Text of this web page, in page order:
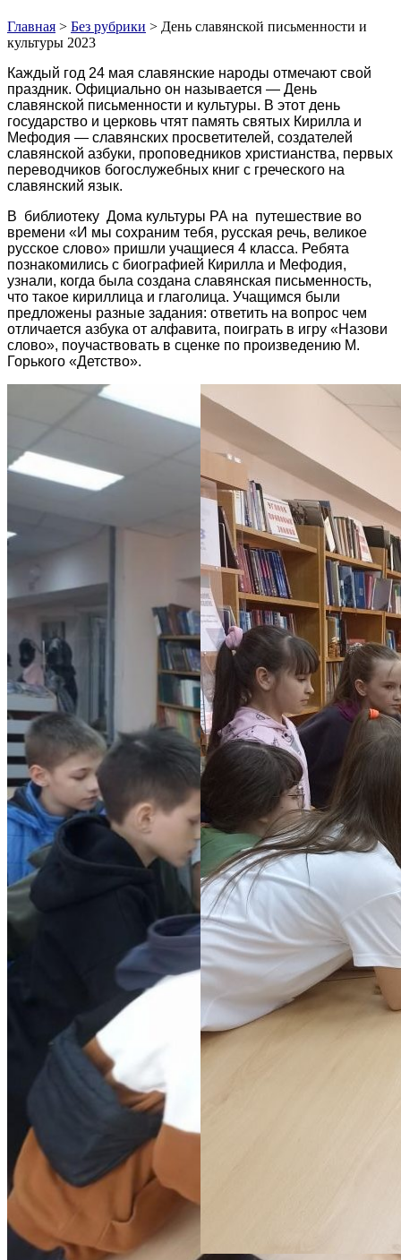
Главная > Без рубрики > День славянской письменности и
культуры 2023
Каждый год 24 мая славянские народы отмечают свой
праздник. Официально он называется — День
славянской письменности и культуры. В этот день
государство и церковь чтят память святых Кирилла и
Мефодия — славянских просветителей, создателей
славянской азбуки, проповедников христианства, первых
переводчиков богослужебных книг с греческого на
славянский язык.
В библиотеку Дома культуры РА на путешествие во
времени «И мы сохраним тебя, русская речь, великое
русское слово» пришли учащиеся 4 класса. Ребята
познакомились с биографией Кирилла и Мефодия,
узнали, когда была создана славянская письменность,
что такое кириллица и глаголица. Учащимся были
предложены разные задания: ответить на вопрос чем
отличается азбука от алфавита, поиграть в игру «Назови
слово», поучаствовать в сценке по произведению М.
Горького «Детство».